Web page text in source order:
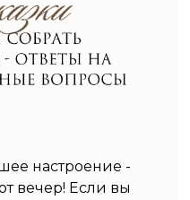
настроение -
вечер! Если вы